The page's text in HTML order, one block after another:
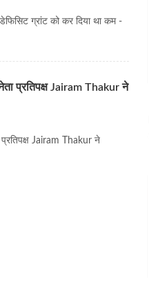
ग्रांट को कर दिया था कम -
प्रतिपक्ष Jairam Thakur ने
Jairam Thakur ने